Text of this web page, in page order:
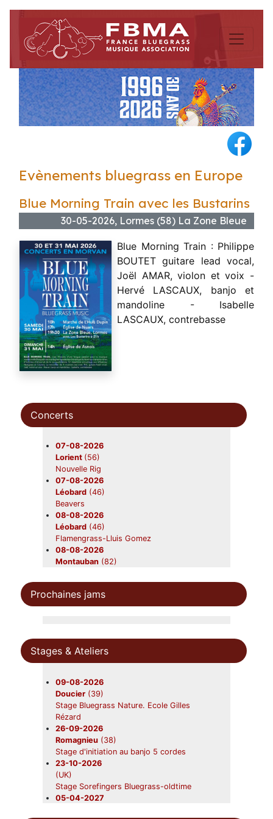
Evènements bluegrass en Europe
Blue Morning Train avec les Bustarins
30-05-2026, Lormes (58) La Zone Bleue
Blue Morning Train : Philippe
BOUTET guitare lead vocal,
Joël AMAR, violon et voix -
Hervé LASCAUX, banjo et
mandoline - Isabelle
LASCAUX, contrebasse
Concerts
07-08-2026
Lorient (56)
Nouvelle Rig
07-08-2026
Léobard (46)
Beavers
08-08-2026
Léobard (46)
Flamengrass-Lluis Gomez
08-08-2026
Montauban (82)
08-08-2026
Léobard(46)
Lluis Gômez's Flamengrass
21-08-2026
Saint-Ours(63)
Beavers en concert
22-08-2026
Gardouch
(31)
Lazy Grass
28-08-2026
Canéjan(33)
Beavers en concert
12-09-2026
Nerac
Beavers
19-09-2026
Beavers en concert
Prochaines jams
Stages & Ateliers
09-08-2026
Doucier (39)
Stage Bluegrass Nature. Ecole Gilles
Rézard
26-09-2026
Romagnieu (38)
Stage d'initiation au banjo 5 cordes
23-10-2026
(UK)
Stage Sorefingers Bluegrass-oldtime
05-04-2027